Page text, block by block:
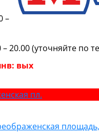
–
– 20.00 (уточняйте по
вых
пл.